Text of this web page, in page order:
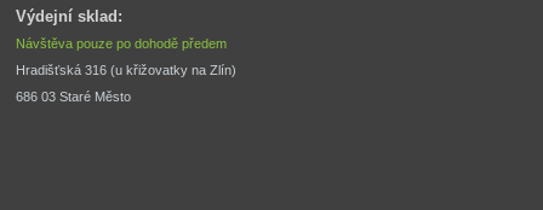
Výdejní sklad:
Návštěva pouze po dohodě předem
Hradišťská 316 (u křižovatky na Zlín)
686 03 Staré Město